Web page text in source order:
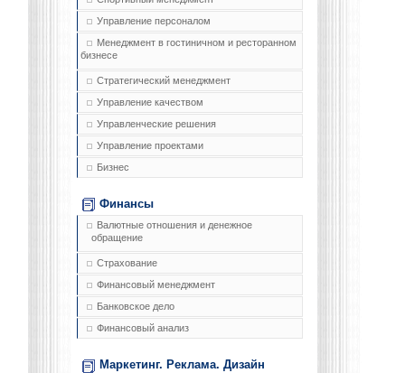
Управление персоналом
Менеджмент в гостиничном и ресторанном
бизнесе
Стратегический менеджмент
Управление качеством
Управленческие решения
Управление проектами
Бизнес
Финансы
Валютные отношения и денежное
обращение
Страхование
Финансовый менеджмент
Банковское дело
Финансовый анализ
Маркетинг. Реклама. Дизайн